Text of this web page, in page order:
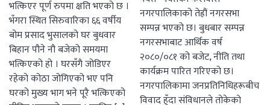
भत्किएर पूर्ण रुपमा क्षति भएको छ ।
भँगरा स्थित सिरुवारिका ६६ वर्षीय
बोम प्रसाद भुसालको घर बुधवार
बिहान पौने नौ बजेको समयमा
भत्किएको हो । घरसँगै जोडिएर
रहेको कोठा जोगिएको भए पनि
घरको मुख्य भाग भने पूरै भत्किएको
नगरपालिकाको तेह्रौं नगरसभा
सम्पन्न भएको छ। बुधबार सम्पन्न
नगरसभाबाट आर्थिक वर्ष
२०८०/०८१ को बजेट, नीति तथा
कार्यक्रम पारित गरिएको छ।
नगरपालिकामा जनप्रतिनिधिहरूबीच
विवाद हुँदा संविधानले तोकेको